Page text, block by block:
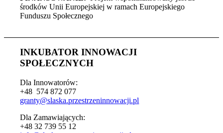
środków Unii Europejskiej w ramach Europejskiego
Funduszu Społecznego
INKUBATOR INNOWACJI
SPOŁECZNYCH
Dla Innowatorów:
+48 574 872 077
granty@slaska.przestrzeninnowacji.pl
Dla Zamawiających:
+48 32 739 55 12